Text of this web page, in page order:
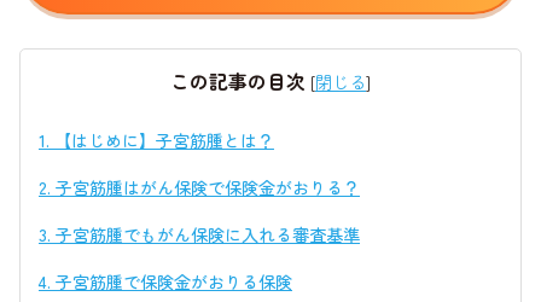
この記事の目次 [閉じる]
1. 【はじめに】子宮筋腫とは？
2. 子宮筋腫はがん保険で保険金がおりる？
3. 子宮筋腫でもがん保険に入れる審査基準
4. 子宮筋腫で保険金がおりる保険